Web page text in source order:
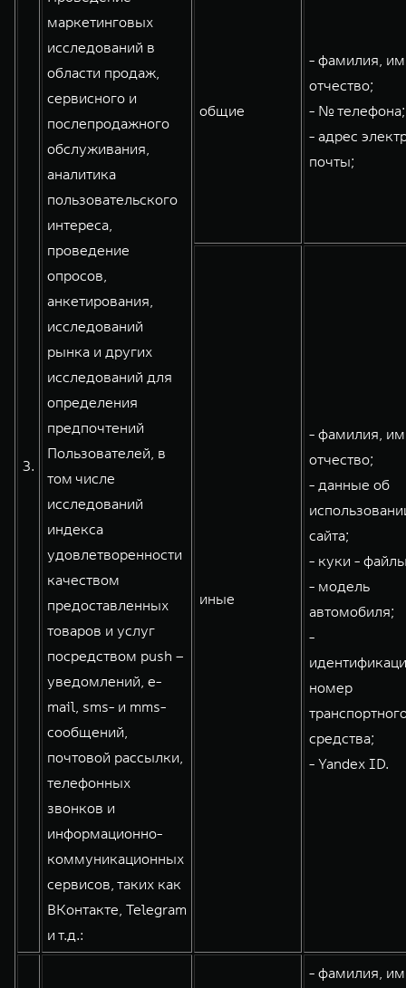
3.
маркетинговых
исследований в
области продаж,
сервисного и
послепродажного
обслуживания,
аналитика
пользовательского
интереса,
проведение
опросов,
анкетирования,
исследований
рынка и других
исследований для
определения
предпочтений
Пользователей, в
том числе
исследований
индекса
удовлетворенности
качеством
предоставленных
товаров и услуг
посредством push –
уведомлений, e-
mail, sms- и mms-
сообщений,
почтовой рассылки,
телефонных
звонков и
информационно-
коммуникационных
сервисов, таких как
ВКонтакте, Telegram
и т.д.:
общие
- фамилия,
отчество;
- № телефона;
- адрес
почты;
иные
- фамилия,
отчество;
- данные об
сайта;
- куки -
- модель
автомобиля;
-
номер
средства;
- Yandex ID.
- фамилия,